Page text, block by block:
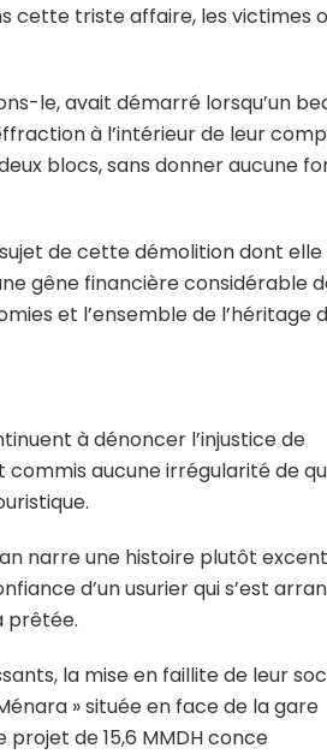
cette triste affaire, les victimes
le, avait démarré lorsqu’un
à l’intérieur de leur
blocs, sans donner aucune
de cette démolition dont elle
gêne financière considérable
et l’ensemble de l’héritage
à dénoncer l’injustice de
commis aucune irrégularité de
narre une histoire plutôt
d’un usurier qui s’est
prêtée.
la mise en faillite de leur
» située en face de la gare
de 15,6 MMDH conce